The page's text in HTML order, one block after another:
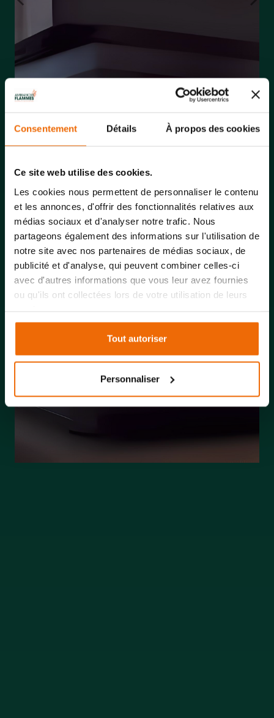
Consentement Détails À propos des cookies
Ce site web utilise des cookies.
Les cookies nous permettent de personnaliser le contenu
et les annonces, d'offrir des fonctionnalités relatives aux
médias sociaux et d'analyser notre trafic. Nous
partageons également des informations sur l'utilisation de
notre site avec nos partenaires de médias sociaux, de
publicité et d'analyse, qui peuvent combiner celles-ci
avec d'autres informations que vous leur avez fournies
ou qu'ils ont collectées lors de votre utilisation de leurs
Tout autoriser
Personnaliser
Previous